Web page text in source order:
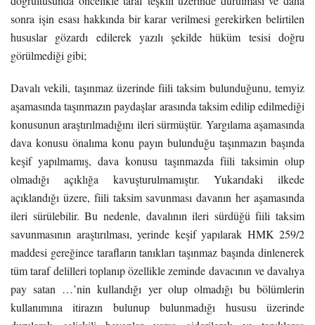
sonra işin esası hakkında bir karar verilmesi gerekirken belirtilen
hususlar gözardı edilerek yazılı şekilde hüküm tesisi doğru
görülmediği gibi;
Davalı vekili, taşınmaz üzerinde fiili taksim bulunduğunu, temyiz
aşamasında taşınmazın paydaşlar arasında taksim edilip edilmediği
konusunun araştırılmadığını ileri sürmüştür. Yargılama aşamasında
dava konusu önalıma konu payın bulunduğu taşınmazın başında
keşif yapılmamış, dava konusu taşınmazda fiili taksimin olup
olmadığı açıklığa kavuşturulmamıştır. Yukarıdaki ilkede
açıklandığı üzere, fiili taksim savunması davanın her aşamasında
ileri sürülebilir. Bu nedenle, davalının ileri sürdüğü fiili taksim
savunmasının araştırılması, yerinde keşif yapılarak HMK 259/2
maddesi gereğince tarafların tanıkları taşınmaz başında dinlenerek
tüm taraf delilleri toplanıp özellikle zeminde davacının ve davalıya
pay satan …’nin kullandığı yer olup olmadığı bu bölümlerin
kullanımına itirazın bulunup bulunmadığı hususu üzerinde